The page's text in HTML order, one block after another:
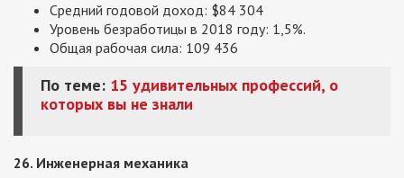
Средний годовой доход: $84 304
Уровень безработицы в 2018 году: 1,5%.
Общая рабочая сила: 109 436
По теме: 15 удивительных профессий, о
которых вы не знали
26. Инженерная механика